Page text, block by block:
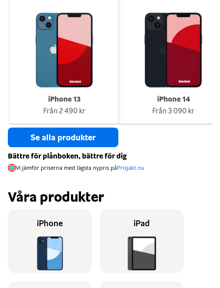
iPhone 13
Från 2 490 kr
iPhone 14
Från3 090 kr
Se alla produkter
Bättre för plånboken, bättre för dig
Vi jämför priserna med lägsta nypris påPrisjakt.nu
Våra produkter
iPhone iPad